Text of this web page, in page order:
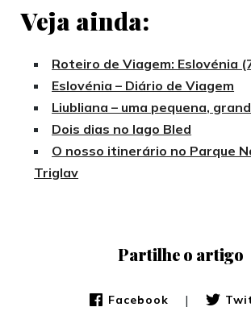
Veja ainda:
Roteiro de Viagem: Eslovénia
Eslovénia – Diário de Viagem
Liubliana – uma pequena,
Dois dias no lago Bled
O nosso itinerário no Parque
Triglav
Partilhe o artigo
Facebook |